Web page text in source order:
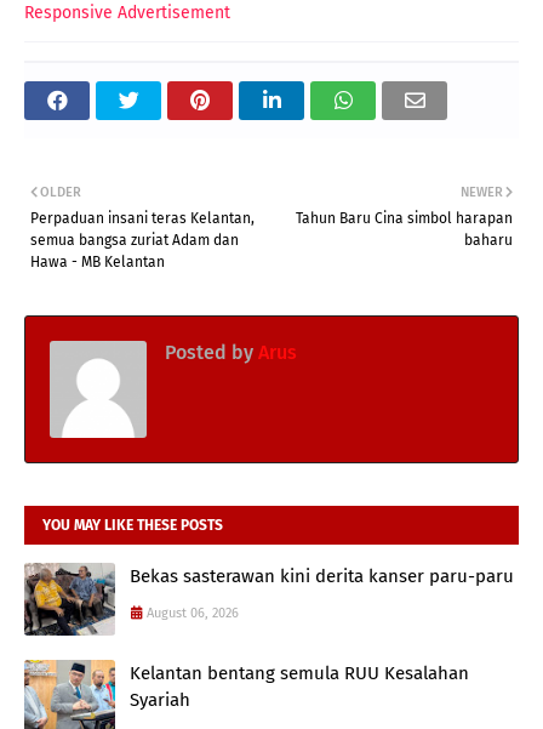
Responsive Advertisement
NEWER
Tahun Baru Cina simbol harapan
baharu
OLDER
Perpaduan insani teras Kelantan,
semua bangsa zuriat Adam dan
Hawa - MB Kelantan
Posted by Arus
YOU MAY LIKE THESE POSTS
Bekas sasterawan kini derita kanser paru-paru
August 06, 2026
Kelantan bentang semula RUU Kesalahan
Syariah